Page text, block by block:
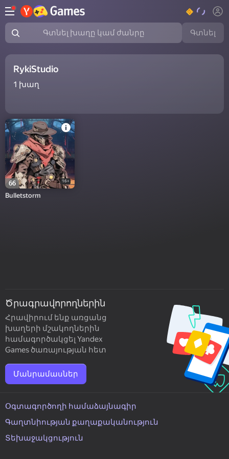
Գտնել խաղը կամ ժանրը Գտնել
RykiStudio
1 խաղ
66 16+
Bulletstorm
Ծրագրավորողներին
Հրավիրում ենք առցանց
խաղերի մշակողներին
համագործակցել Yandex
Games ծառայության հետ
Մանրամասներ
Օգտագործողի համաձայնագիր
Գաղտնիության քաղաքականություն
Տեխաջակցություն